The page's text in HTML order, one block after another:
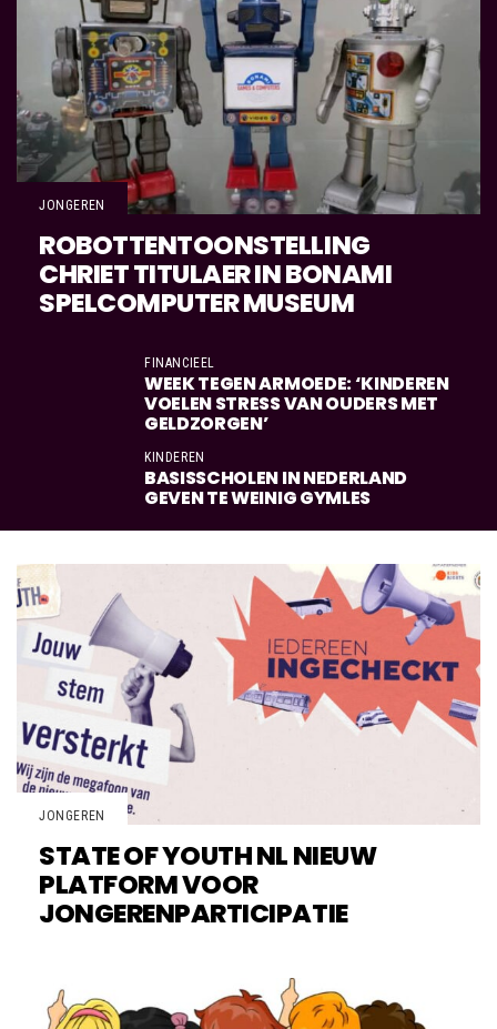
JONGEREN
ROBOTTENTOONSTELLING
CHRIET TITULAER IN BONAMI
SPELCOMPUTER MUSEUM
FINANCIEEL
WEEK TEGEN ARMOEDE: ‘KINDEREN
VOELEN STRESS VAN OUDERS MET
GELDZORGEN’
KINDEREN
BASISSCHOLEN IN NEDERLAND
GEVEN TE WEINIG GYMLES
JONGEREN
STATE OF YOUTH NL NIEUW
PLATFORM VOOR
JONGERENPARTICIPATIE